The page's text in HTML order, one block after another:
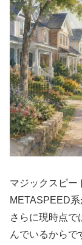
マジックスピー
METASPEED
さらに現時点で
んでいるからで